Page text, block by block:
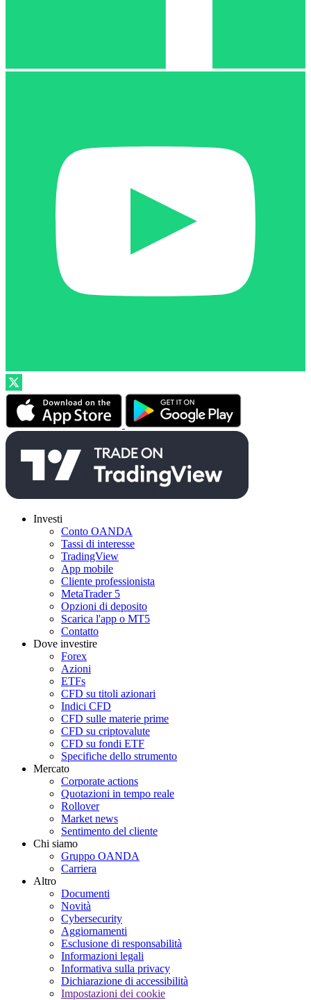
Investi
Conto OANDA
Tassi di interesse
TradingView
App mobile
Cliente professionista
MetaTrader 5
Opzioni di deposito
Scarica l'app o MT5
Contatto
Dove investire
Forex
Azioni
ETFs
CFD su titoli azionari
Indici CFD
CFD sulle materie prime
CFD su criptovalute
CFD su fondi ETF
Specifiche dello strumento
Mercato
Corporate actions
Quotazioni in tempo reale
Rollover
Market news
Sentimento del cliente
Chi siamo
Gruppo OANDA
Carriera
Altro
Documenti
Novità
Cybersecurity
Aggiornamenti
Esclusione di responsabilità
Informazioni legali
Informativa sulla privacy
Dichiarazione di accessibilità
Impostazioni dei cookie